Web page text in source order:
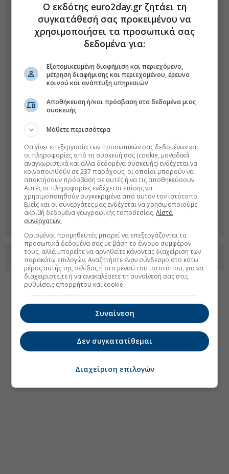
Προσθέστε το euro2day.gr στο Discover
Ο εκδότης euro2day.gr ζητάει τη
συγκατάθεσή σας προκειμένου να
χρησιμοποιήσει τα προσωπικά σας
δεδομένα για:
Εξατομικευμένη διαφήμιση και περιεχόμενο,
μέτρηση διαφήμισης και περιεχομένου, έρευνα
κοινού και ανάπτυξη υπηρεσιών
Αποθήκευση ή/και πρόσβαση στα δεδομένα μιας
συσκευής
Μάθετε περισσότερα
Θα γίνει επεξεργασία των προσωπικών σας δεδομένων και
οι πληροφορίες από τη συσκευή σας (cookie, μοναδικά
αναγνωριστικά και άλλα δεδομένα συσκευής) ενδέχεται να
κοινοποιηθούν σε 237 παρόχους, οι οποίοι μπορούν να
αποκτήσουν πρόσβαση σε αυτές ή να τις αποθηκεύσουν.
Αυτές οι πληροφορίες ενδέχεται επίσης να
χρησιμοποιηθούν συγκεκριμένα από αυτόν τον ιστότοπο.
Εμείς και οι συνεργάτες μας ενδέχεται να χρησιμοποιούμε
ακριβή δεδομένα γεωγραφικής τοποθεσίας.Λίστα
συνεργατών.
Ορισμένοι προμηθευτές μπορεί να επεξεργάζονται τα
προσωπικά δεδομένα σας με βάση το έννομο συμφέρον
τους, αλλά μπορείτε να αρνηθείτε κάνοντας διαχείριση των
παρακάτω επιλογών. Αναζητήστε έναν σύνδεσμο στο κάτω
μέρος αυτής της σελίδας ή στο μενού του ιστοτόπου, για να
διαχειριστείτε ή να ανακαλέσετε τη συναίνεσή σας στις
ρυθμίσεις απορρήτου και cookie.
Συναίνεση
Δεν συγκατατίθεμαι
Διαχείριση επιλογών